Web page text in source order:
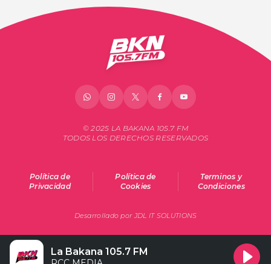
© 2025 LA BAKANA 105.7 FM
TODOS LOS DERECHOS RESERVADOS
Política de
Privacidad
Política de
Cookies
Terminos y
Condiciones
Desarrollado por JDL IT SOLUTIONS
La Bakana 105.7 FM